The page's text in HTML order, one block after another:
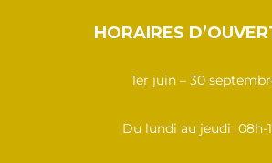
HORAIRES
1er juin – 30
Du lundi au jeudi 08h-